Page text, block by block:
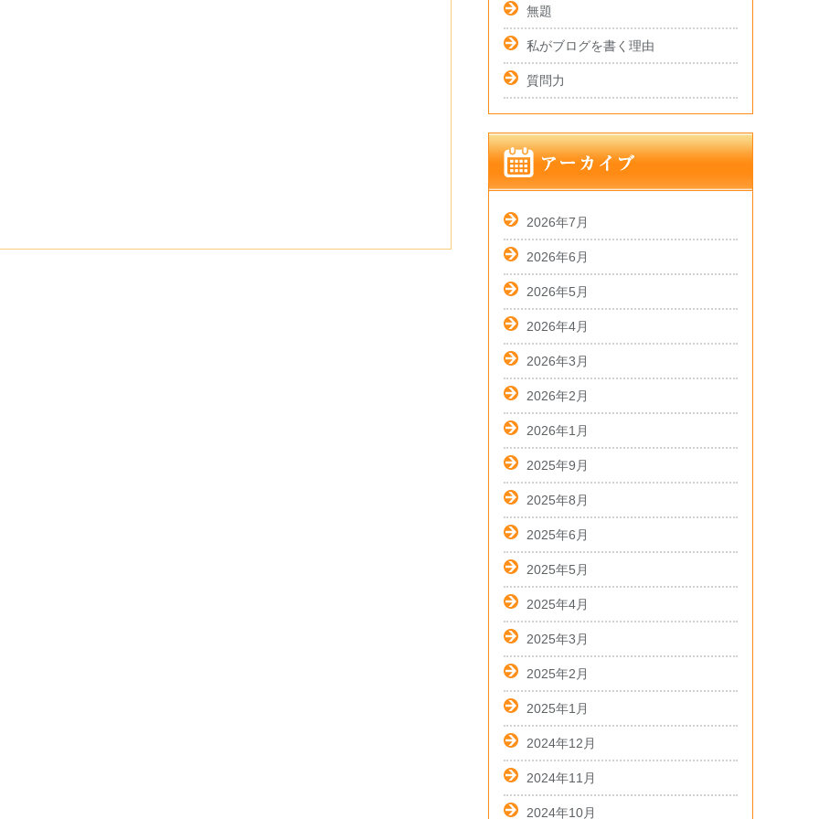
無題
私がブログを書く理由
質問力
2026年7月
2026年6月
2026年5月
2026年4月
2026年3月
2026年2月
2026年1月
2025年9月
2025年8月
2025年6月
2025年5月
2025年4月
2025年3月
2025年2月
2025年1月
2024年12月
2024年11月
2024年10月